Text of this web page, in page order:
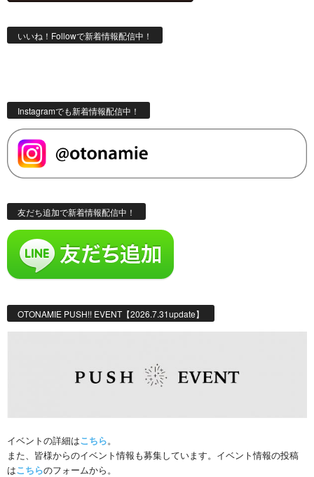
いいね！Followで新着情報配信中！
Instagramでも新着情報配信中！
友だち追加で新着情報配信中！
OTONAMIE PUSH!! EVENT【2026.7.31update】
イベントの詳細はこちら。
また、皆様からのイベント情報も募集しています。イベント情報の投稿
はこちらのフォームから。